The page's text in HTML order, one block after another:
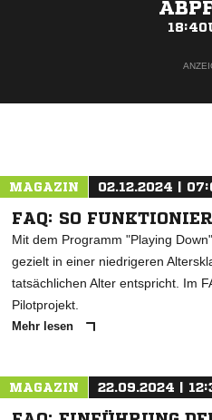
MAGAZIN 02.12.2024 |
FAQ: SO
Mit dem Programm "Playing
gezielt in einer niedrigeren
tatsächlichen Alter entspricht. Im
Pilotprojekt.
Mehr lesen
MAGAZIN 22.09.2024 |